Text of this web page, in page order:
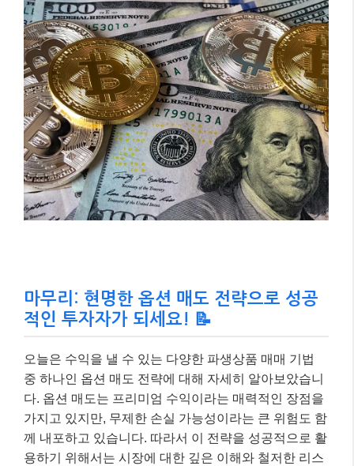
마무리: 현명한 옵션 매도 전략으로 성공
적인 투자자가 되세요! 📝
오늘은 수익을 낼 수 있는 다양한 파생상품 매매 기법
중 하나인 옵션 매도 전략에 대해 자세히 알아보았습니
다. 옵션 매도는 프리미엄 수익이라는 매력적인 장점을
가지고 있지만, 무제한 손실 가능성이라는 큰 위험도 함
2026년 현재, 파생상품 시장은 끊임없이 변화하고 있으
며, 한국거래소의 시장 개편이나 미국 무기한 선물 도입
한 변화 속에서 여러분의 투자 목표와 성향에 맞는 현명
한 옵션 매도 전략을 수립하여 성공적인 투자자가 되시
기를 진심으로 응원합니다. 더 궁금한 점이 있다면 언제
든지 댓글로 물어봐주세요~ 😊